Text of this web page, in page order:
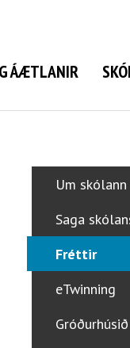
ÁÆTLANIR
Um skólann
Saga
Fréttir
eTwinning
Gróðurhúsið